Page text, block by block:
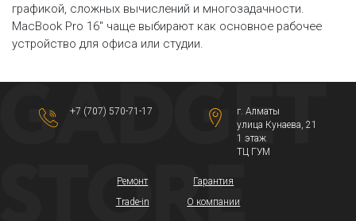
графикой, сложных вычислений и многозадачности.
MacBook Pro 16″ чаще выбирают как основное рабочее
устройство для офиса или студии.
+7 (707) 570-71-17
г. Алматы
​улица Кунаева, 21​
1 этаж
ТЦ ГУМ
Ремонт
Trade-in
Гарантия
О компании